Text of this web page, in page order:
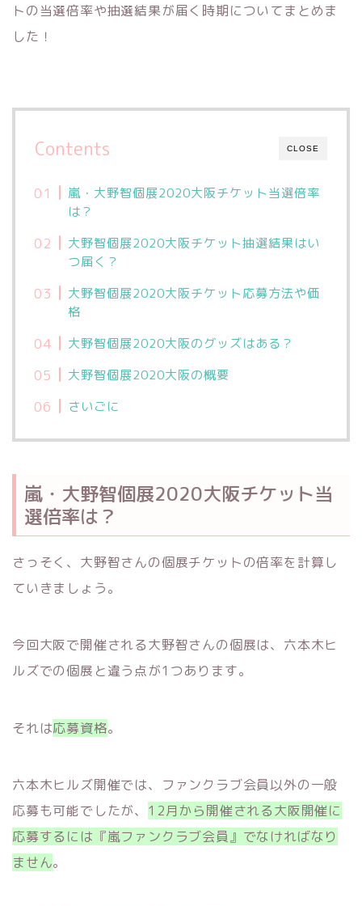
トの当選倍率や抽選結果が届く時期についてまとめま
した！
CLOSE
Contents
嵐・大野智個展2020大阪チケット当選倍率
は？
大野智個展2020大阪チケット抽選結果はい
つ届く？
大野智個展2020大阪チケット応募方法や価
格
大野智個展2020大阪のグッズはある？
大野智個展2020大阪の概要
さいごに
嵐・大野智個展2020大阪チケット当
選倍率は？
さっそく、大野智さんの個展チケットの倍率を計算し
ていきましょう。
今回大阪で開催される大野智さんの個展は、六本木ヒ
ルズでの個展と違う点が1つあります。
それは応募資格。
六本木ヒルズ開催では、ファンクラブ会員以外の一般
応募も可能でしたが、 12月から開催される大阪開催に
応募するには『嵐ファンクラブ会員』でなければなり
ません。